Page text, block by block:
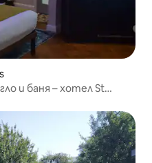
и баня – хотел St